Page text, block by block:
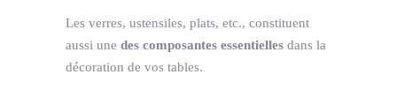
Les verres, ustensiles, plats, etc., constituent
aussi une des composantes essentielles dans la
décoration de vos tables.